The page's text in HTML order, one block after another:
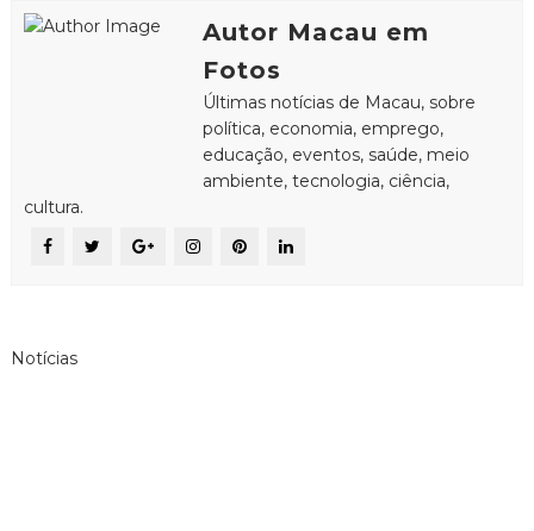
Autor Macau em
Fotos
Últimas notícias de Macau, sobre
política, economia, emprego,
educação, eventos, saúde, meio
ambiente, tecnologia, ciência,
cultura.
Notícias